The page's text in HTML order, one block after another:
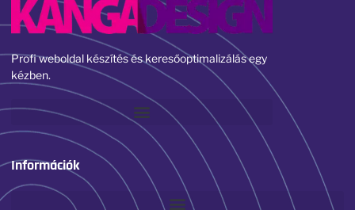
Profi weboldal készítés és keresőoptimalizálás egy
kézben.
Információk